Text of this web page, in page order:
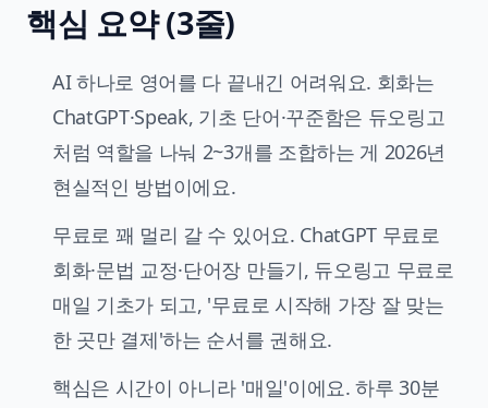
핵심 요약 (3줄)
AI 하나로 영어를 다 끝내긴 어려워요. 회화는
ChatGPT·Speak, 기초 단어·꾸준함은 듀오링고
처럼 역할을 나눠 2~3개를 조합하는 게 2026년
현실적인 방법이에요.
무료로 꽤 멀리 갈 수 있어요. ChatGPT 무료로
회화·문법 교정·단어장 만들기, 듀오링고 무료로
매일 기초가 되고, '무료로 시작해 가장 잘 맞는
한 곳만 결제'하는 순서를 권해요.
핵심은 시간이 아니라 '매일'이에요. 하루 30분